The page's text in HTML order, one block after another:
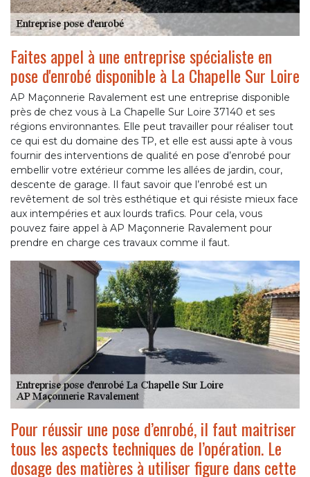
Faites appel à une entreprise spécialiste en
pose d'enrobé disponible à La Chapelle Sur Loire
AP Maçonnerie Ravalement est une entreprise disponible
près de chez vous à La Chapelle Sur Loire 37140 et ses
régions environnantes. Elle peut travailler pour réaliser tout
ce qui est du domaine des TP, et elle est aussi apte à vous
fournir des interventions de qualité en pose d’enrobé pour
embellir votre extérieur comme les allées de jardin, cour,
descente de garage. Il faut savoir que l’enrobé est un
revêtement de sol très esthétique et qui résiste mieux face
aux intempéries et aux lourds trafics. Pour cela, vous
pouvez faire appel à AP Maçonnerie Ravalement pour
prendre en charge ces travaux comme il faut.
Pour réussir une pose d’enrobé, il faut maitriser
tous les aspects techniques de l’opération. Le
dosage des matières à utiliser figure dans cette